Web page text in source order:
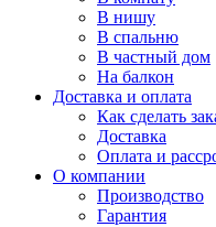
В нишу
В спальню
В частный дом
На балкон
Доставка и оплата
Как сделать
Доставка
Оплата и
О компании
Производство
Гарантия